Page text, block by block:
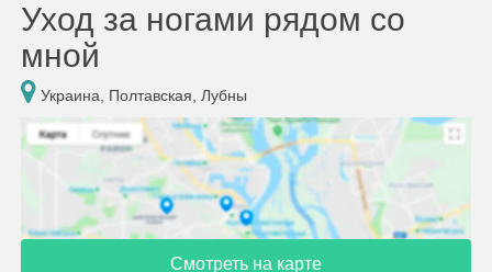
Уход за ногами рядом со
мной
Украина, Полтавская, Лубны
Смотреть на карте